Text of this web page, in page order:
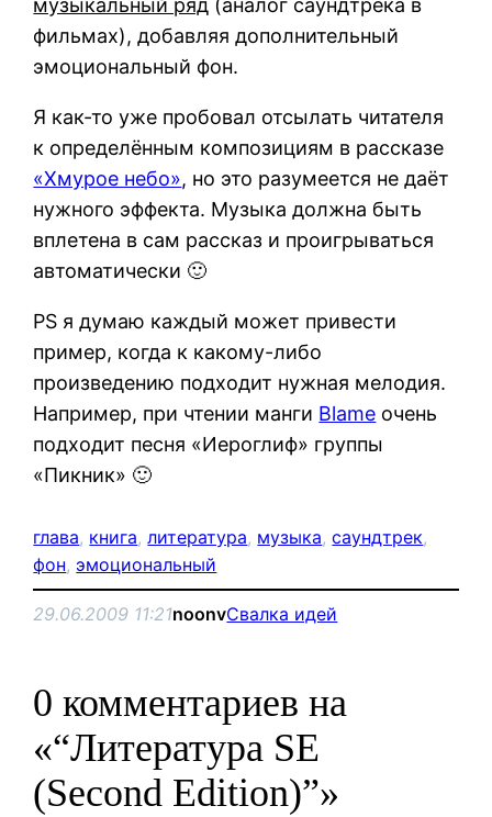
музыкальный ряд (аналог саундтрека в
фильмах), добавляя дополнительный
эмоциональный фон.
Я как-то уже пробовал отсылать читателя
к определённым композициям в рассказе
«Хмурое небо», но это разумеется не даёт
нужного эффекта. Музыка должна быть
вплетена в сам рассказ и проигрываться
автоматически 🙂
PS я думаю каждый может привести
пример, когда к какому-либо
произведению подходит нужная мелодия.
Например, при чтении манги Blame очень
подходит песня «Иероглиф» группы
«Пикник» 🙂
глава, книга, литература, музыка, саундтрек
фон, эмоциональный
29.06.2009 11:21noonvСвалка идей
0 комментариев на
«“Литература SE
(Second Edition)”»